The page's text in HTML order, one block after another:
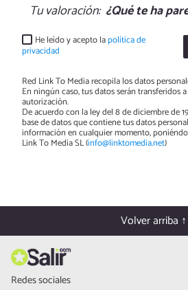
Tu valoración: ¿Qué te ha
He leído y acepto lapolítica de
privacidad
Red Link To Media recopila los datos
En ningún caso, tus datos serán transferidos
autorización.
De acuerdo con la ley del 8 de diciembre de
base de datos que contiene tus datos
información en cualquier momento,
Link To Media SL (info@linktomedia.net)
Volver arriba ↑
Redes sociales